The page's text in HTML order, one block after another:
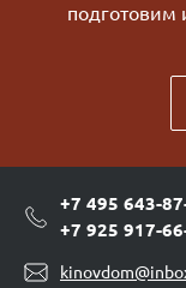
подготовим
+7 495 643-
+7 925 917-